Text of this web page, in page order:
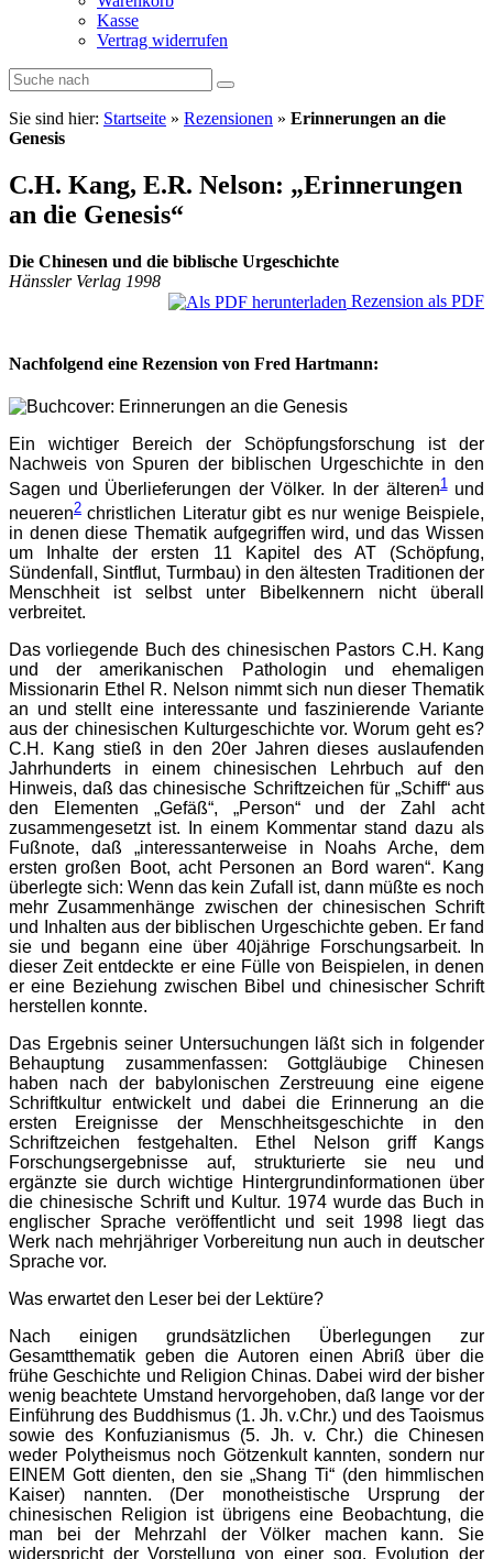
Kasse
Vertrag widerrufen
Sie sind hier: Startseite » Rezensionen » Erinnerungen an die
Genesis
C.H. Kang, E.R. Nelson: „Erinnerungen
an die Genesis“
Die Chinesen und die biblische Urgeschichte
Hänssler Verlag 1998
Rezension als PDF
Nachfolgend eine Rezension von Fred Hartmann:
Ein wichtiger Bereich der Schöpfungsforschung ist der
Nachweis von Spuren der biblischen Urgeschichte in den
Sagen und Überlieferungen der Völker. In der älteren1und
neueren2 christlichen Literatur gibt es nur wenige Beispiele,
in denen diese Thematik aufgegriffen wird, und das Wissen
um Inhalte der ersten 11 Kapitel des AT (Schöpfung,
Sündenfall, Sintflut, Turmbau) in den ältesten Traditionen der
Menschheit ist selbst unter Bibelkennern nicht überall
verbreitet.
Das vorliegende Buch des chinesischen Pastors C.H. Kang
und der amerikanischen Pathologin und ehemaligen
Missionarin Ethel R. Nelson nimmt sich nun dieser Thematik
an und stellt eine interessante und faszinierende Variante
aus der chinesischen Kulturgeschichte vor. Worum geht es?
C.H. Kang stieß in den 20er Jahren dieses auslaufenden
Jahrhunderts in einem chinesischen Lehrbuch auf den
Hinweis, daß das chinesische Schriftzeichen für „Schiff“ aus
den Elementen „Gefäß“, „Person“ und der Zahl acht
zusammengesetzt ist. In einem Kommentar stand dazu als
Fußnote, daß „interessanterweise in Noahs Arche, dem
ersten großen Boot, acht Personen an Bord waren“. Kang
überlegte sich: Wenn das kein Zufall ist, dann müßte es noch
mehr Zusammenhänge zwischen der chinesischen Schrift
und Inhalten aus der biblischen Urgeschichte geben. Er fand
sie und begann eine über 40jährige Forschungsarbeit. In
dieser Zeit entdeckte er eine Fülle von Beispielen, in denen
er eine Beziehung zwischen Bibel und chinesischer Schrift
herstellen konnte.
Das Ergebnis seiner Untersuchungen läßt sich in folgender
Behauptung zusammenfassen: Gottgläubige Chinesen
haben nach der babylonischen Zerstreuung eine eigene
Schriftkultur entwickelt und dabei die Erinnerung an die
ersten Ereignisse der Menschheitsgeschichte in den
Schriftzeichen festgehalten. Ethel Nelson griff Kangs
Forschungsergebnisse auf, strukturierte sie neu und
ergänzte sie durch wichtige Hintergrundinformationen über
die chinesische Schrift und Kultur. 1974 wurde das Buch in
englischer Sprache veröffentlicht und seit 1998 liegt das
Werk nach mehrjähriger Vorbereitung nun auch in deutscher
Sprache vor.
Was erwartet den Leser bei der Lektüre?
Nach einigen grundsätzlichen Überlegungen zur
Gesamtthematik geben die Autoren einen Abriß über die
frühe Geschichte und Religion Chinas. Dabei wird der bisher
wenig beachtete Umstand hervorgehoben, daß lange vor der
Einführung des Buddhismus (1. Jh. v.Chr.) und des Taoismus
sowie des Konfuzianismus (5. Jh. v. Chr.) die Chinesen
weder Polytheismus noch Götzenkult kannten, sondern nur
EINEM Gott dienten, den sie „Shang Ti“ (den himmlischen
Kaiser) nannten. (Der monotheistische Ursprung der
chinesischen Religion ist übrigens eine Beobachtung, die
man bei der Mehrzahl der Völker machen kann. Sie
widerspricht der Vorstellung von einer sog. Evolution der